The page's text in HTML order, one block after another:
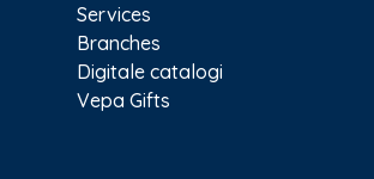
Services
Branches
Digitale catalogi
Vepa Gifts